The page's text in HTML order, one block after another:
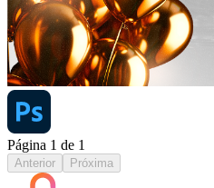
Página 1 de 1
Anterior Próxima